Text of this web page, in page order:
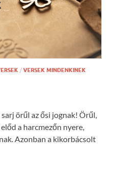
/ VERSEK MINDENKINEK
örűl az ősi jognak! Örűl,
a harcmezőn nyere,
Azonban a kikorbácsolt